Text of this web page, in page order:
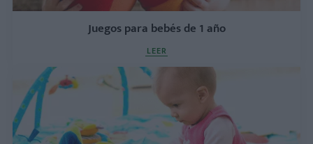
Juegos para bebés de 1 año
LEER